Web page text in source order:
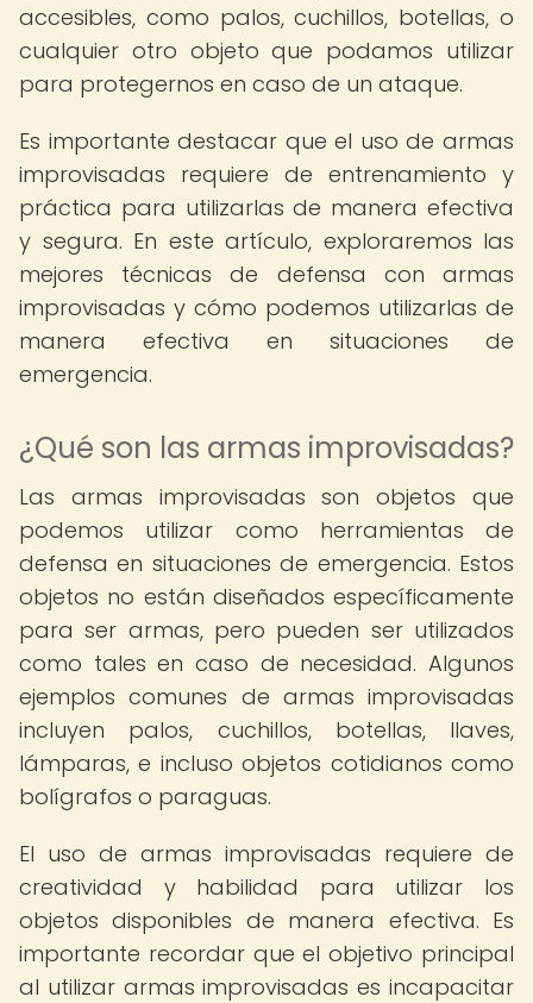
accesibles, como palos, cuchillos, botellas, o
cualquier otro objeto que podamos utilizar
para protegernos en caso de un ataque.
Es importante destacar que el uso de armas
improvisadas requiere de entrenamiento y
práctica para utilizarlas de manera efectiva
y segura. En este artículo, exploraremos las
mejores técnicas de defensa con armas
improvisadas y cómo podemos utilizarlas de
manera efectiva en situaciones de
emergencia.
¿Qué son las armas improvisadas?
Las armas improvisadas son objetos que
podemos utilizar como herramientas de
defensa en situaciones de emergencia. Estos
objetos no están diseñados específicamente
para ser armas, pero pueden ser utilizados
como tales en caso de necesidad. Algunos
ejemplos comunes de armas improvisadas
incluyen palos, cuchillos, botellas, llaves,
lámparas, e incluso objetos cotidianos como
bolígrafos o paraguas.
El uso de armas improvisadas requiere de
creatividad y habilidad para utilizar los
objetos disponibles de manera efectiva. Es
importante recordar que el objetivo principal
al utilizar armas improvisadas es incapacitar